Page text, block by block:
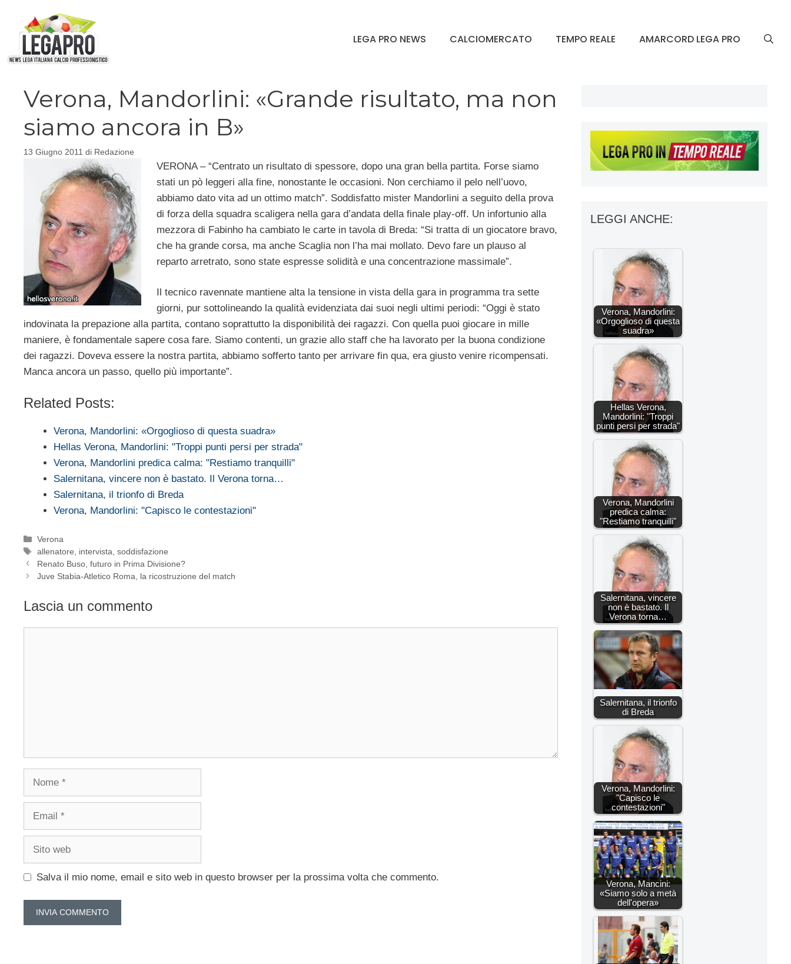
contenuto
LEGA PRO NEWS CALCIOMERCATO TEMPO REALE AMARCORD LEGA PRO
Verona, Mandorlini: «Grande risultato, ma non
siamo ancora in B»
13 Giugno 2011 di Redazione
VERONA – “Centrato un risultato di spessore, dopo una gran bella partita. Forse siamo
stati un pò leggeri alla fine, nonostante le occasioni. Non cerchiamo il pelo nell’uovo,
abbiamo dato vita ad un ottimo match”. Soddisfatto mister Mandorlini a seguito della prova
di forza della squadra scaligera nella gara d’andata della finale play-off. Un infortunio alla
mezzora di Fabinho ha cambiato le carte in tavola di Breda: “Si tratta di un giocatore bravo,
che ha grande corsa, ma anche Scaglia non l’ha mai mollato. Devo fare un plauso al
reparto arretrato, sono state espresse solidità e una concentrazione massimale”.
Il tecnico ravennate mantiene alta la tensione in vista della gara in programma tra sette
giorni, pur sottolineando la qualità evidenziata dai suoi negli ultimi periodi: “Oggi è stato
indovinata la prepazione alla partita, contano soprattutto la disponibilità dei ragazzi. Con quella puoi giocare in mille
maniere, è fondamentale sapere cosa fare. Siamo contenti, un grazie allo staff che ha lavorato per la buona condizione
dei ragazzi. Doveva essere la nostra partita, abbiamo sofferto tanto per arrivare fin qua, era giusto venire ricompensati.
Manca ancora un passo, quello più importante”.
Related Posts:
Verona, Mandorlini: «Orgoglioso di questa suadra»
Hellas Verona, Mandorlini: "Troppi punti persi per strada"
Verona, Mandorlini predica calma: "Restiamo tranquilli"
Salernitana, vincere non è bastato. Il Verona torna…
Salernitana, il trionfo di Breda
Verona, Mandorlini: "Capisco le contestazioni"
Categorie
Verona
Tag
allenatore intervista ,soddisfazione
Renato Buso, futuro in Prima Divisione?
Juve Stabia-Atletico Roma, la ricostruzione del match
Lascia un commento
Salva il mio nome, email e sito web in questo browser per la prossima volta che commento.
LEGGI ANCHE:
Verona, Mandorlini:
«Orgoglioso di questa
suadra»
Hellas Verona,
Mandorlini: "Troppi
punti persi per strada"
Verona, Mandorlini
predica calma:
"Restiamo tranquilli"
Salernitana, vincere
non è bastato. Il
Verona torna…
Salernitana, il trionfo
di Breda
Verona, Mandorlini:
"Capisco le
contestazioni"
Verona, Mancini:
«Siamo solo a metà
dell'opera»